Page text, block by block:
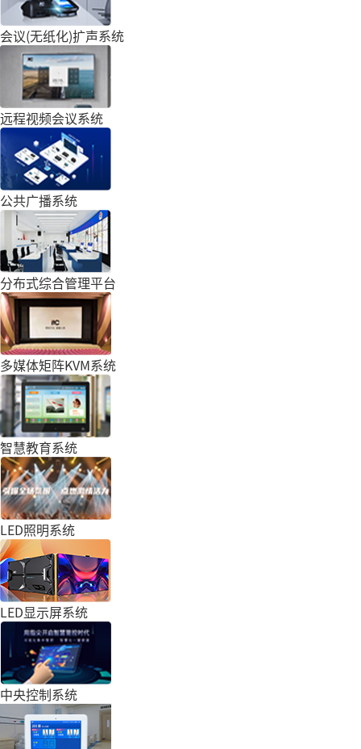
会议(无纸化)扩声系统
远程视频会议系统
公共广播系统
分布式综合管理平台
多媒体矩阵KVM系统
智慧教育系统
LED照明系统
LED显示屏系统
中央控制系统